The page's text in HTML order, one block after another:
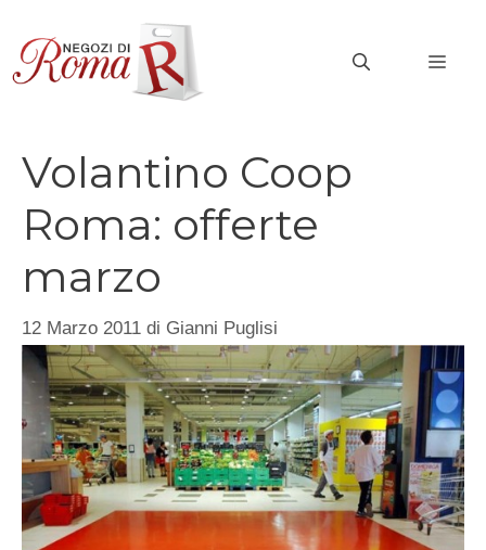
contenuto
Volantino Coop
Roma: offerte
marzo
12 Marzo 2011 di Gianni Puglisi